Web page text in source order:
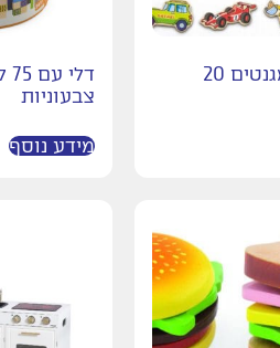
קופסאת מגנטים 20
צבעוניות
מידע נוסף